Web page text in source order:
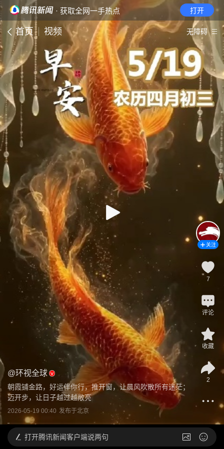
· 获取全网一手热点 打开
首页 视频 无障碍
@环视全球
朝霞铺金路，好运伴你行，推开窗，让晨风吹散所有迷茫；
迈开步，让日子越过越敞亮
2026-05-19 00:40 发布于北京
关注
7
评论
收藏
2
打开腾讯新闻客户端说两句